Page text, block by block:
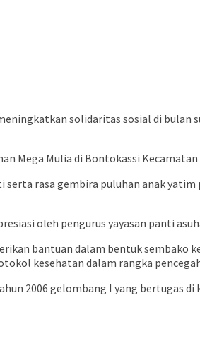
solidaritas sosial di bulan
Mega Mulia di Bontokassi
rasa gembira puluhan anak
oleh pengurus yayasan panti
bantuan dalam bentuk sembako
kesehatan dalam rangka
2006 gelombang I yang bertugas di